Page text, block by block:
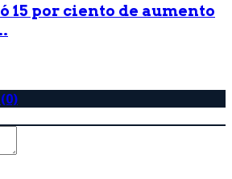
15 por ciento de aumento